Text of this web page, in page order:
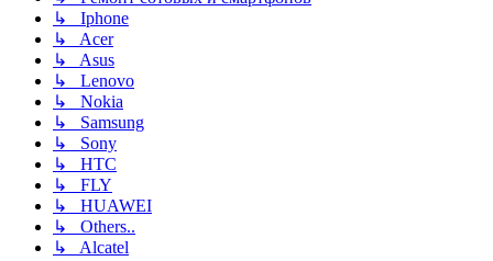
↳ Iphone
↳ Acer
↳ Asus
↳ Lenovo
↳ Nokia
↳ Samsung
↳ Sony
↳ HTC
↳ FLY
↳ HUAWEI
↳ Others..
↳ Alcatel